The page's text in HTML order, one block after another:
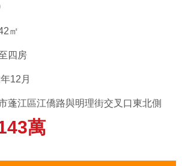
㎡
四房
12月
蓬江區江僑路與明理街交叉口東北側
萬